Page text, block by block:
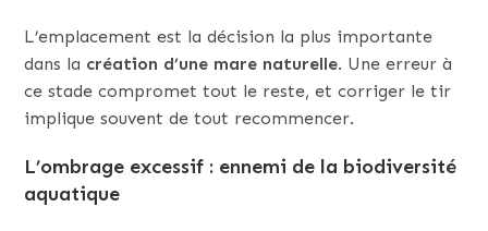
L’emplacement est la décision la plus importante
dans la création d’une mare naturelle. Une erreur à
ce stade compromet tout le reste, et corriger le tir
implique souvent de tout recommencer.
L’ombrage excessif : ennemi de la biodiversité
aquatique